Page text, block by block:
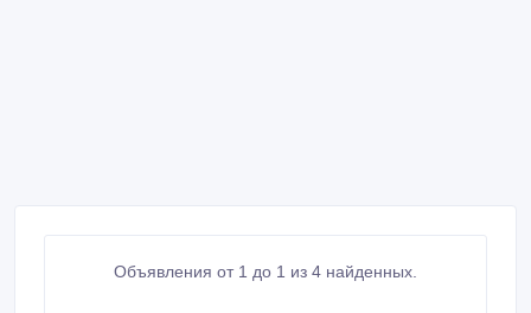
Объявления от 1 до 1 из 4 найденных.